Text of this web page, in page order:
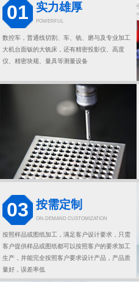
01 实力雄厚
POWERFUL
数控车，普通线切割、车、铣、磨与及专业加工
大机台面钣的大铣床，还有精密投影仪、高度
仪、精密块规、量具等测量设备
03 按需定制
ON-DEMAND CUSTOMIZATION
按照样品或图纸加工，满足客户设计要求，只需
客户提供样品或图纸都可以按照客户的要求加工
生产，并能完全按照客户要求设计产品，产品质
量好，误差率低